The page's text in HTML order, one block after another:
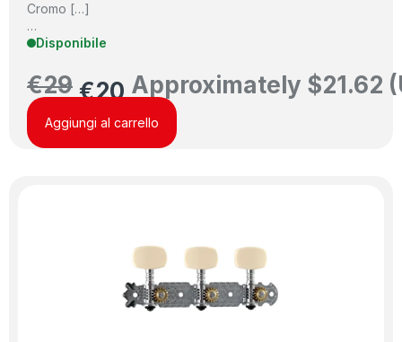
Cromo […]
…
Disponibile
€29 €20 Approximately $21.62
Aggiungi al carrello